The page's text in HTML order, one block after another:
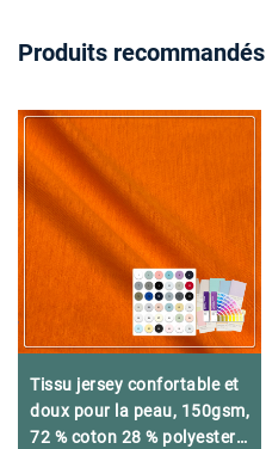
Produits recommandés
Tissu jersey confortable et
doux pour la peau, 150gsm,
72 % coton 28 % polyester,